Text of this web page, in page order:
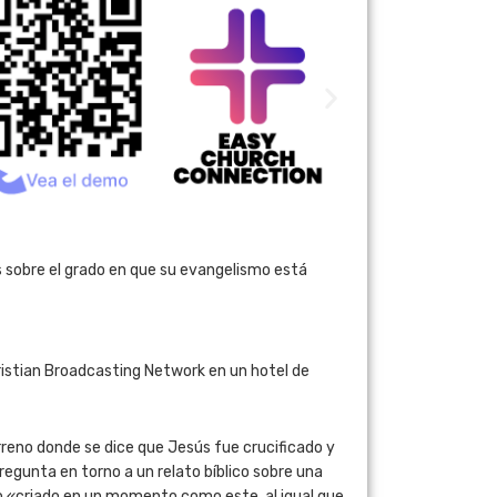
el grado en que su evangelismo está
Broadcasting Network en un hotel de
donde se dice que Jesús fue crucificado y
en torno a un relato bíblico sobre una